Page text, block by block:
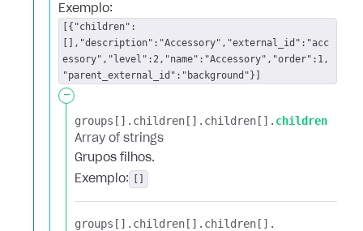
Exemplo:
[{"children":
[],"description":"Accessory","external_id":"acc
essory","level":2,"name":"Accessory","order":1,
"parent_external_id":"background"}]
-
groups[].​ children[].​ children[].​ children
Array of strings
Grupos filhos.
Exemplo:
groups[].​ children[].​ children[].​